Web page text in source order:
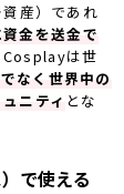
産）であれ
金を送金で
Cosplayは世
なく世界中の
ニティ とな
で使える